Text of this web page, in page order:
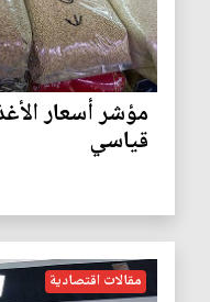
مؤشر أسعار
قياسي
مقالات اقتصادية